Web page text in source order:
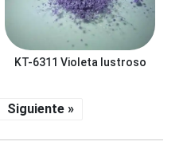
KT-6311 Violeta lustroso
Siguiente »